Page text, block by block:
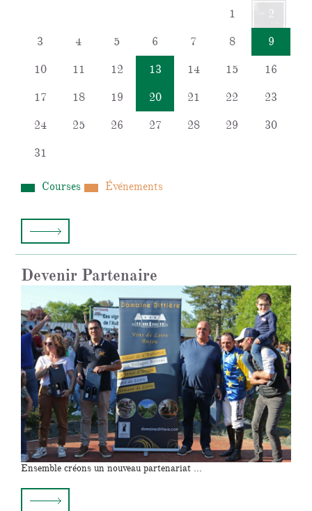
1
2
3
4 5 6 7 8
9
10
11 12 13 14 15
16
17
18 19 20 21 22
23
24
25 26 27 28 29
30
31
Courses Événements
Devenir Partenaire
Ensemble créons un nouveau partenariat ...